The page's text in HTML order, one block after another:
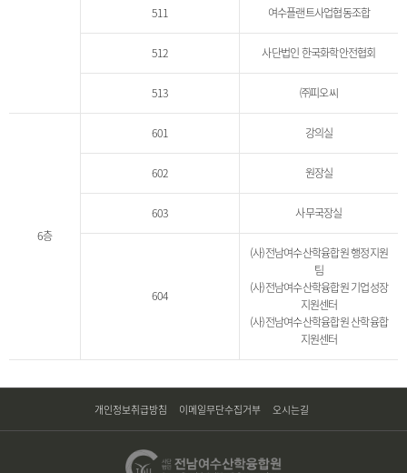
511 여수플랜트사업협동조합
512 사단법인 한국화학안전협회
513 ㈜피오씨
6층
601 강의실
602 원장실
603 사무국장실
604
(사)전남여수산학융합원 행정지원
팀
(사)전남여수산학융합원 기업성장
지원센터
(사)전남여수산학융합원 산학융합
지원센터
개인정보취급방침 이메일무단수집거부 오시는길